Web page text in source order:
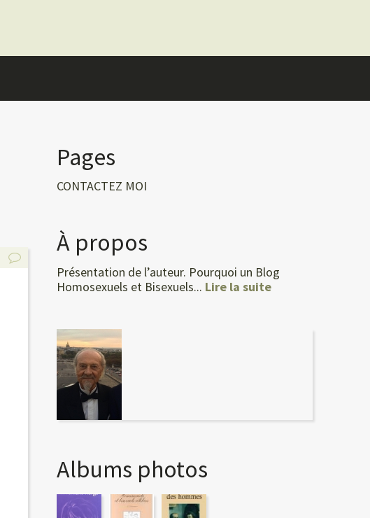
Pages
CONTACTEZ MOI
À propos
Présentation de l’auteur. Pourquoi un Blog
Homosexuels et Bisexuels... Lire la suite
Albums photos